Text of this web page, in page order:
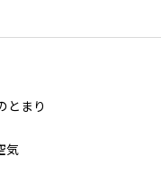
とまり
気